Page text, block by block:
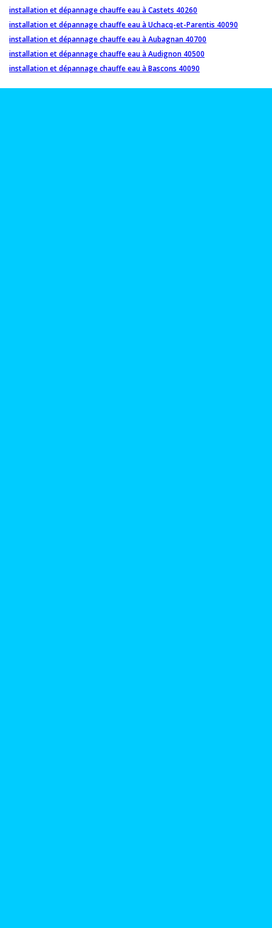
installation et dépannage chauffe eau à Castets 40260
installation et dépannage chauffe eau à Uchacq-et-Parentis 40090
installation et dépannage chauffe eau à Aubagnan 40700
installation et dépannage chauffe eau à Audignon 40500
installation et dépannage chauffe eau à Bascons 40090